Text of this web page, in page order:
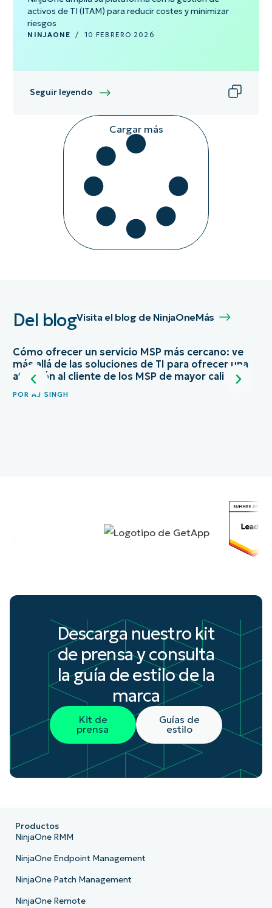
activos de TI (ITAM) para reducir costes y minimizar
riesgos
NINJAONE / 10 FEBRERO 2026
Seguir leyendo
Cargar más
Del blogVisita el blog de NinjaOneMás
Cómo ofrecer un servicio MSP más cercano: ve
más allá de las soluciones de TI para ofrecer una
atención al cliente de los MSP de mayor calidad
POR AJ SINGH
Descarga nuestro kit
de prensa y consulta
la guía de estilo de la
marca
Kit de
prensa
Guías de
estilo
Productos
NinjaOne RMM
NinjaOne Endpoint Management
NinjaOne Patch Management
NinjaOne Remote